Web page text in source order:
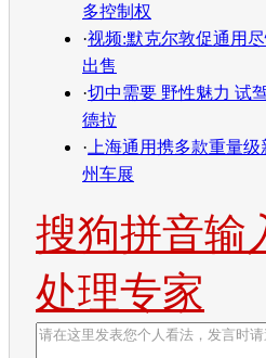
多控制权
·视频:默克尔敦促通用
出售
·切中需要 野性魅力 试
德拉
· 上海通用携多款重量
州车展
搜狗拼音输
处理专家